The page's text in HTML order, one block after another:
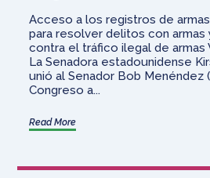
Acceso a los registros de
para resolver delitos con armas
contra el tráfico ilegal de armas
La Senadora estadounidense
unió al Senador Bob Menéndez
Congreso a...
Read More